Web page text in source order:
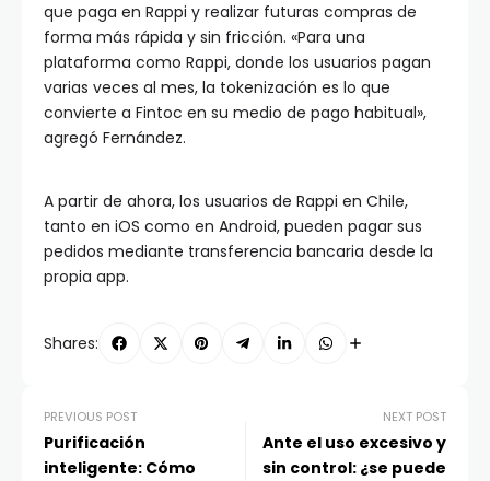
que paga en Rappi y realizar futuras compras de
forma más rápida y sin fricción. «Para una
plataforma como Rappi, donde los usuarios pagan
varias veces al mes, la tokenización es lo que
convierte a Fintoc en su medio de pago habitual»,
agregó Fernández.
A partir de ahora, los usuarios de Rappi en Chile,
tanto en iOS como en Android, pueden pagar sus
pedidos mediante transferencia bancaria desde la
propia app.
Shares:
PREVIOUS POST
Purificación
inteligente: Cómo
NEXT POST
Ante el uso excesivo y
sin control: ¿se puede